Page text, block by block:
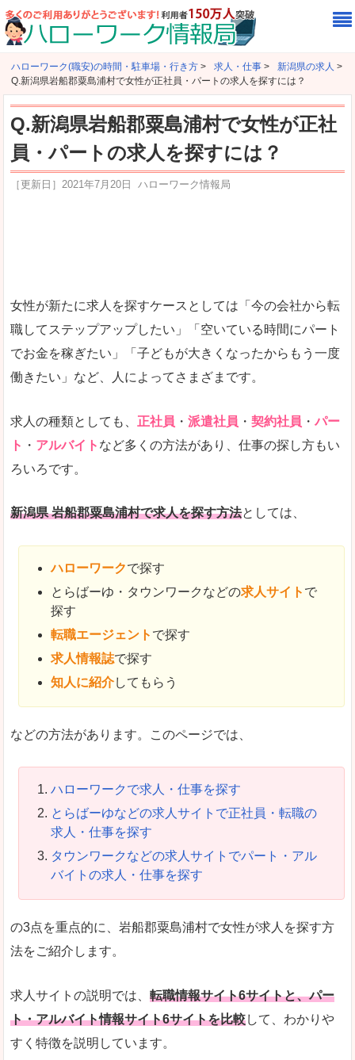
ハローワーク(職安)の時間・駐車場・行き方 > 求人・仕事 > 新潟県の求人 >
Q.新潟県岩船郡粟島浦村で女性が正社員・パートの求人を探すには？
Q.新潟県岩船郡粟島浦村で女性が正社
員・パートの求人を探すには？
［更新日］ 2021年7月20日 ハローワーク情報局
女性が新たに求人を探すケースとしては「今の会社から転
職してステップアップしたい」「空いている時間にパート
でお金を稼ぎたい」「子どもが大きくなったからもう一度
働きたい」など、人によってさまざまです。
求人の種類としても、 正社員 ・ 派遣社員 ・ 契約社員 ・ パー
ト ・ アルバイト など多くの方法があり、仕事の探し方もい
ろいろです。
新潟県 岩船郡粟島浦村で求人を探す方法としては、
ハローワークで探す
とらばーゆ・タウンワークなどの求人サイト で
探す
転職エージェント で探す
求人情報誌で探す
知人に紹介してもらう
などの方法があります。このページでは、
ハローワークで求人・仕事を探す
とらばーゆなどの求人サイトで正社員・転職の
求人・仕事を探す
タウンワークなどの求人サイトでパート・アル
バイトの求人・仕事を探す
の3点を重点的に、岩船郡粟島浦村で女性が求人を探す方
法をご紹介します。
求人サイトの説明では、 転職情報サイト6サイトと、パー
ト・アルバイト情報サイト6サイトを比較して、わかりや
すく特徴を説明しています。